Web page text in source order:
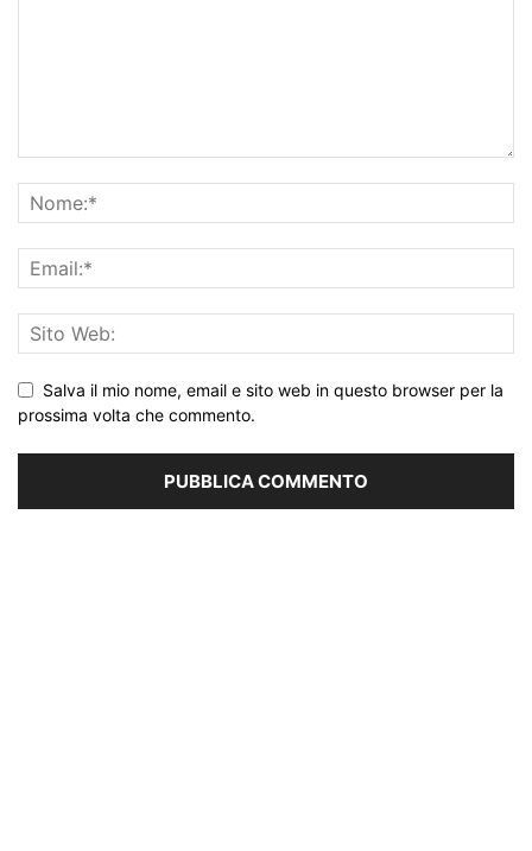
Salva il mio nome, email e sito web in questo browser per la
prossima volta che commento.